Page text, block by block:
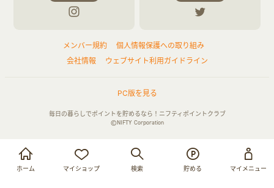
お買い物・サービス利用で貯める
ログイン
ホーム マイショップ 検索 貯める マイメニュー
メンバー規約
個人情報保護への取り組み
会社情報
ウェブサイト利用ガイドライン
PC版を見る
毎日の暮らしでポイントを貯めるなら！ニフティポイントクラブ
©NIFTY Corporation